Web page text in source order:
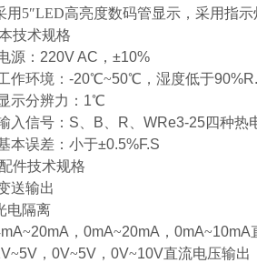
用 5″LED高亮度数码管显示，采用指
技术规格
源：220V AC，±10%
作环境：-20℃~50℃，湿度低于
示分辨力：1℃
入信号：S、B、R、WRe3-25四种热
本误差：小于±0.5%F.S
件技术规格
送输出
电隔离
~20mA，0mA~20mA，0mA~10mA
~5V，0V~5V，0V~10V直流电压输出